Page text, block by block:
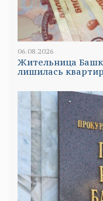
06.08.2026
Жительница
лишилась